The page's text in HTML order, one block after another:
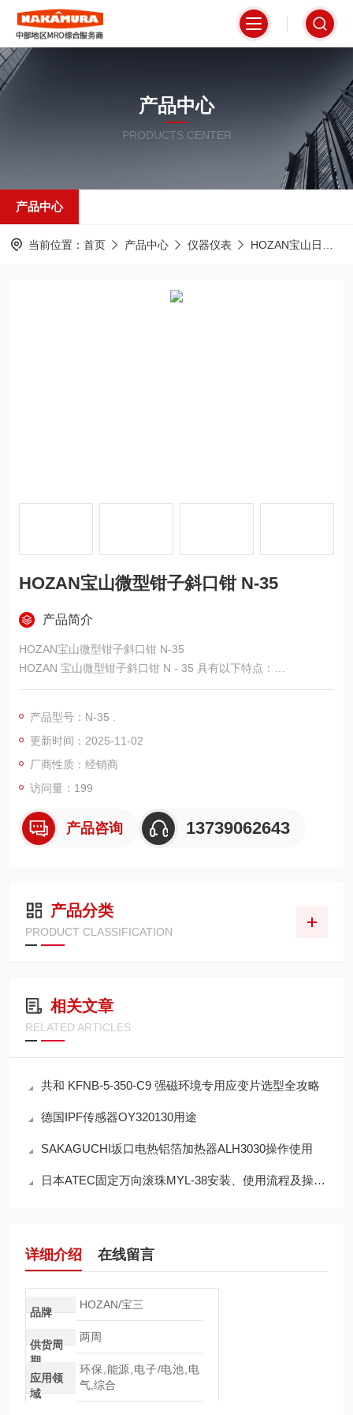
产品中心
PRODUCTS CENTER
产品中心
当前位置： 首页 产品中心 仪器仪表 HOZAN宝山日本
HOZAN宝山微型钳子斜口钳 N-35
产品简介
HOZAN宝山微型钳子斜口钳 N-35
HOZAN 宝山微型钳子斜口钳 N - 35 具有以下特点：
弹簧装置，手柄开合流畅且无嘎嘎声。采用静电对策设计的软握
把，符合 RCJS - 5 - 1 标准，使用了标记的弹性握把，静电放电
管理值 Rg＜1×10¹²Ω。
材质与制造：采用特殊合金钢制造，具有高耐用性。通过*韧性的
产品型号：N-35 .
更新时间：2025-11-02
厂商性质：经销商
访问量：199
产品咨询 13739062643
产品分类
PRODUCT CLASSIFICATION
相关文章
RELATED ARTICLES
共和 KFNB-5-350-C9 强磁环境专用应变片选型全攻略
德国IPF传感器OY320130用途
SAKAGUCHI坂口电热铝箔加热器ALH3030操作使用
日本ATEC固定万向滚珠MYL-38安装、使用流程及操作注意事项
详细介绍 在线留言
品牌
HOZAN/宝三
供货周
期
两周
应用领
域
环保,能源,电子/电池,电
气,综合